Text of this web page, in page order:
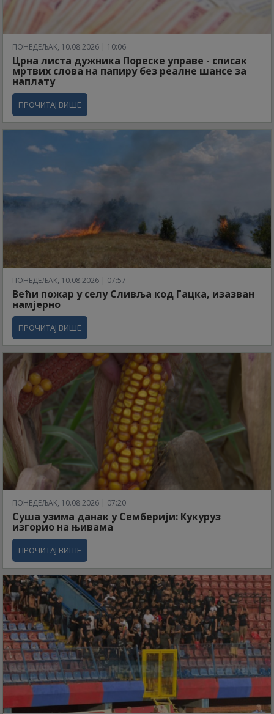
ПОНЕДЕЉАК, 10.08.2026 | 10:06
Црна листа дужника Пореске управе - списак
мртвих слова на папиру без реалне шансе за
наплату
ПРОЧИТАЈ ВИШЕ
ПОНЕДЕЉАК, 10.08.2026 | 07:57
Већи пожар у селу Сливља код Гацка, изазван
намјерно
ПРОЧИТАЈ ВИШЕ
ПОНЕДЕЉАК, 10.08.2026 | 07:20
Суша узима данак у Семберији: Кукуруз
изгорио на њивама
ПРОЧИТАЈ ВИШЕ